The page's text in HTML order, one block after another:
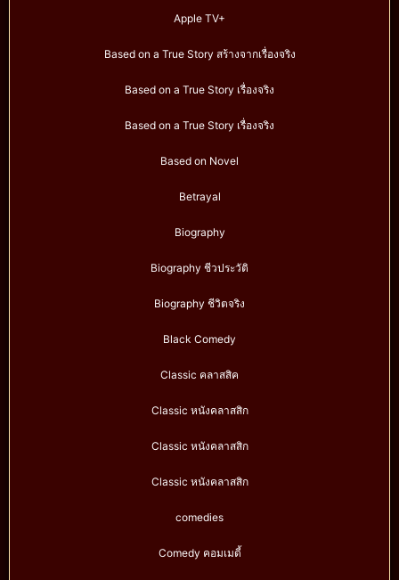
Apple TV+
Based on a True Story สร้างจากเรื่องจริง
Based on a True Story เรื่องจริง
Based on a True Story เรื่องจริง
Based on Novel
Betrayal
Biography
Biography ชีวประวัติ
Biography ชีวิตจริง
Black Comedy
Classic คลาสสิค
Classic หนังคลาสสิก
Classic หนังคลาสสิก
Classic หนังคลาสสิก
comedies
Comedy คอมเมดี้